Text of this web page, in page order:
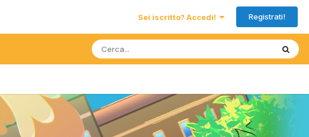
Sei iscritto? Accedi! Registrati!